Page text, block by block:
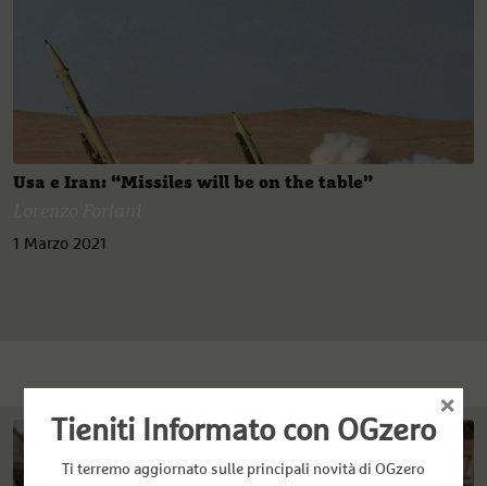
Usa e Iran: “Missiles will be on the table”
1 Marzo 2021
Tieniti Informato con OGzero
Ti terremo aggiornato sulle principali novità di OGzero
×